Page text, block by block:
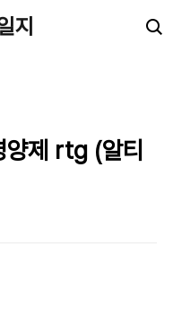
지
양제 rtg (알티